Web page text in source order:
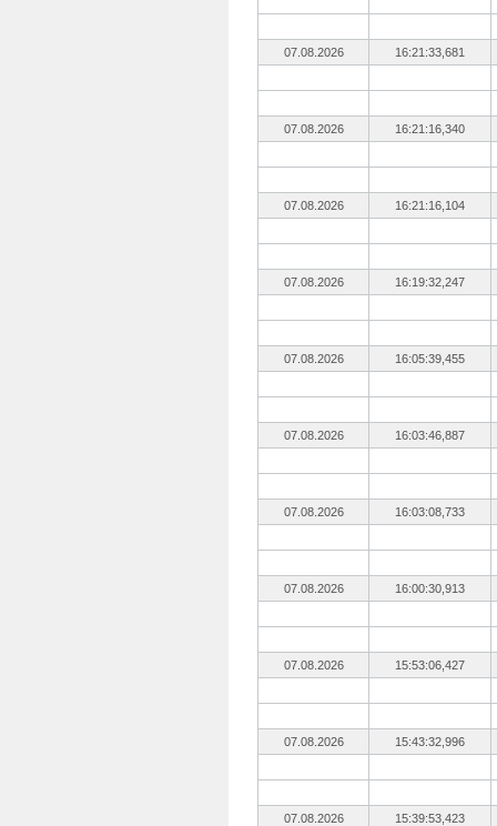
07.08.2026 16:21:33,681
07.08.2026 16:21:16,340
07.08.2026 16:21:16,104
07.08.2026 16:19:32,247
07.08.2026 16:05:39,455
07.08.2026 16:03:46,887
07.08.2026 16:03:08,733
07.08.2026 16:00:30,913
07.08.2026 15:53:06,427
07.08.2026 15:43:32,996
07.08.2026 15:39:53,423